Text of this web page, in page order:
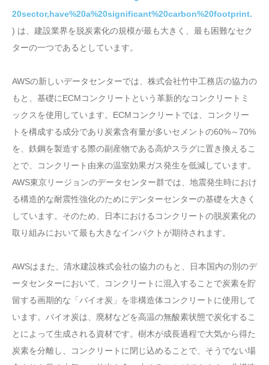
20sector,have%20a%20significant%20carbon%20footprint.
) は、建設業界を脱炭素化の規模が最も大きく、最も困難なセク
ターの一つであるとしています。
AWSの新しいデータセンターでは、株式会社竹中工務店の協力の
もと、基礎にECMコンクリートという革新的なコンクリートミ
ックスを使用しています。ECMコンクリートでは、コンクリー
トを構成する成分であり炭素含有量が多いセメントの60%～70%
を、鉄鋼を製造する際の副産物である高炉スラグに置き換えるこ
とで、コンクリート由来の温室効果ガス発生を低減しています。
AWS東京リージョンのデータセンター群では、地震発生時におけ
る構造的な耐震性強化のためにデンターセンターの基礎を大きく
しています。そのため、日本におけるコンクリートの脱炭素化の
取り組みにおいて最も大きなインパクトが期待されます。
AWSはまた、清水建設株式会社の協力のもと、日本国内の別のデ
ータセンターにおいて、コンクリートに混入することで炭素を貯
留する画期的な「バイオ炭」を非構造体コンクリートに使用して
います。バイオ炭は、廃材などを高温の無酸素状態で炭化するこ
とによって生成される資材です。樹木が成長過程で大気から得た
炭素を分離し、コンクリートに閉じ込めることで、そうでない場